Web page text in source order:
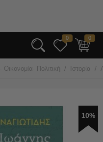
0 0
Οικονομία- Πολιτική / Ιστορία /
10%